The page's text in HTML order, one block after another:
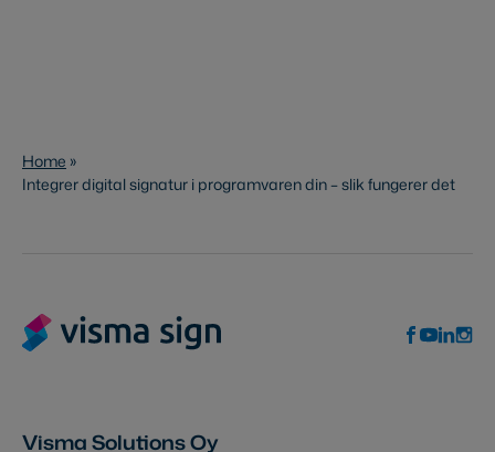
Home »
Integrer digital signatur i programvaren din – slik fungerer det
Visma Solutions Oy